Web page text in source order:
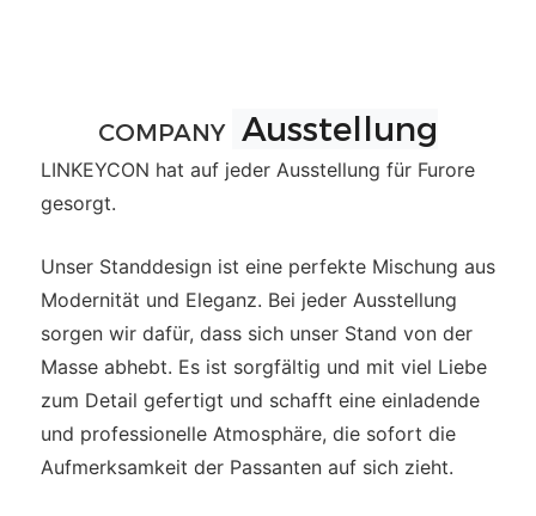
COMPANY Ausstellung
LINKEYCON hat auf jeder Ausstellung für Furore
gesorgt.
Unser Standdesign ist eine perfekte Mischung aus
Modernität und Eleganz. Bei jeder Ausstellung
sorgen wir dafür, dass sich unser Stand von der
Masse abhebt. Es ist sorgfältig und mit viel Liebe
zum Detail gefertigt und schafft eine einladende
und professionelle Atmosphäre, die sofort die
Aufmerksamkeit der Passanten auf sich zieht.